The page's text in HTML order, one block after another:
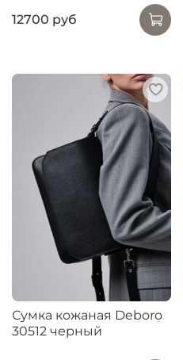
12700 руб
Сумка кожаная Deboro
30512 черный